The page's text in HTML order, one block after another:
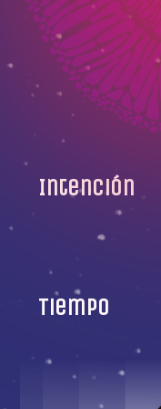
Intención
Tiempo